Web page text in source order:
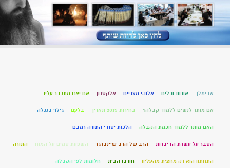
אבימלך אורות וכלים אלוהי מצריים אלקטרון אם יצרו מתגבר עליו
אם מותר לנשים ללמוד קבלה? בחירות 2015 תאריך בלעם גילוי בנגלה
האם מותר ללמוד חכמת הקבלה הלכות יסודי התורה רמבם
הסבר על עשרת הדיברות הרב של הרב שיינברגר השפעת סמים על המוח התורה
התחתון הוא רק מחצית מהעליון חורבן הבית חלומות לפי הקבלה